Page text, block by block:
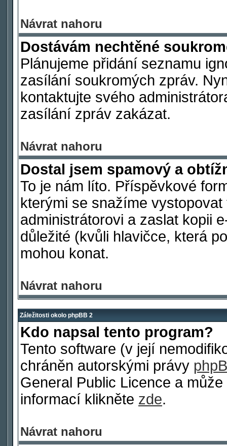
Návrat nahoru
Dostávám nechtěné
Plánujeme přidání seznamu
zasílání soukromých zpráv.
kontaktujte svého
zasílání zpráv zakázat.
Návrat nahoru
Dostal jsem spamový a
To je nám líto. Příspěvkové
kterými se snažíme
administrátorovi a zaslat kopii
důležité (kvůli hlavičce, která
mohou konat.
Návrat nahoru
Záležitosti okolo phpBB 2
Kdo napsal tento program?
Tento software (v její
chráněn autorskými právy
General Public Licence a
informací klikněte zde.
Návrat nahoru